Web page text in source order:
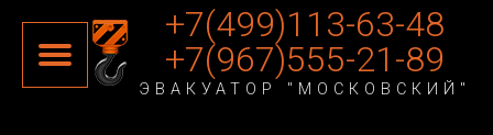
+7(499)113-63-48
+7(967)555-21-89
ЭВАКУАТОР "МОСКОВСКИЙ"